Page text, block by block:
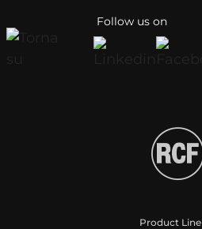
Follow us on
Product Line